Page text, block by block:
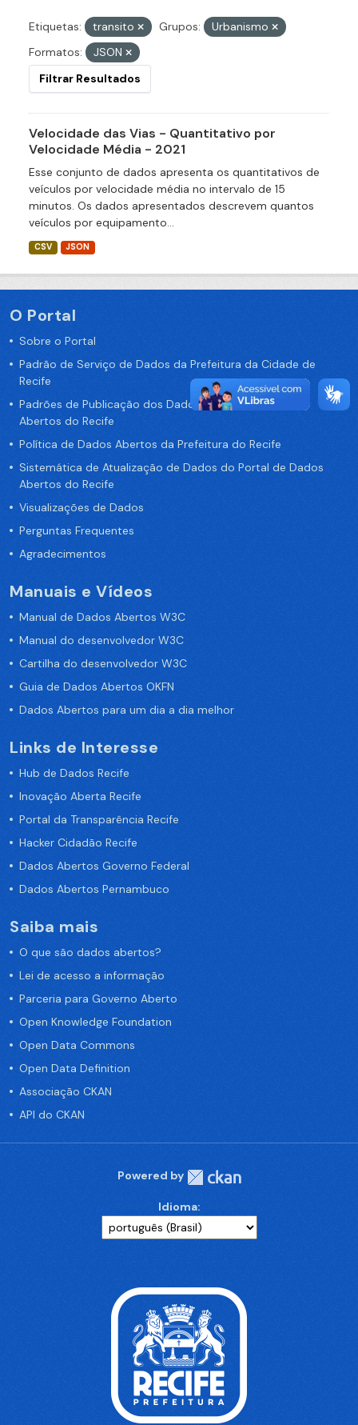
Etiquetas: transito Grupos:
Urbanismo
Formatos:
JSON
Filtrar Resultados
Velocidade das Vias - Quantitativo por
Velocidade Média - 2021
Esse conjunto de dados apresenta os quantitativos de
veículos por velocidade média no intervalo de 15
minutos. Os dados apresentados descrevem quantos
veículos por equipamento...
CSV JSON
O Portal
Sobre o Portal
Padrão de Serviço de Dados da Prefeitura da Cidade de
Recife
Padrões de Publicação dos Dados no Portal de Dados
Abertos do Recife
Política de Dados Abertos da Prefeitura do Recife
Sistemática de Atualização de Dados do Portal de Dados
Abertos do Recife
Visualizações de Dados
Perguntas Frequentes
Agradecimentos
Manuais e Vídeos
Manual de Dados Abertos W3C
Manual do desenvolvedor W3C
Cartilha do desenvolvedor W3C
Guia de Dados Abertos OKFN
Dados Abertos para um dia a dia melhor
Links de Interesse
Hub de Dados Recife
Inovação Aberta Recife
Portal da Transparência Recife
Hacker Cidadão Recife
Dados Abertos Governo Federal
Dados Abertos Pernambuco
Saiba mais
O que são dados abertos?
Lei de acesso a informação
Parceria para Governo Aberto
Open Knowledge Foundation
Open Data Commons
Open Data Definition
Associação CKAN
API do CKAN
Powered by
Idioma